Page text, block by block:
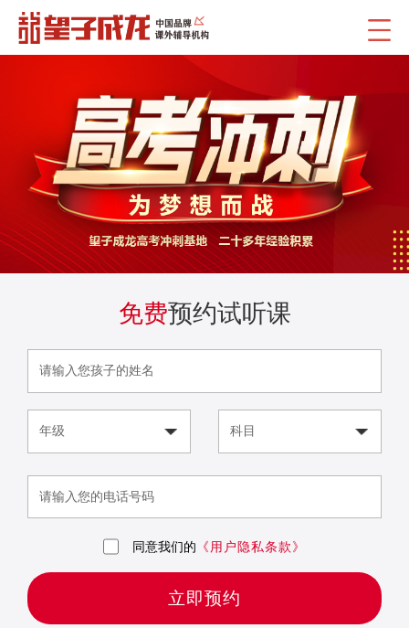
免费预约试听课
同意我们的 《用户隐私条款》
立即预约